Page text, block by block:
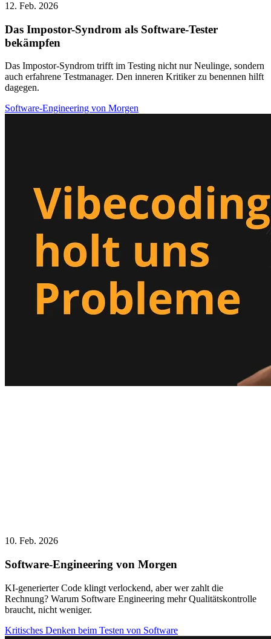
12. Feb. 2026
Das Impostor-Syndrom als Software-Tester
bekämpfen
Das Impostor-Syndrom trifft im Testing nicht nur Neulinge, sondern
auch erfahrene Testmanager. Den inneren Kritiker zu benennen hilft
dagegen.
Software-Engineering von Morgen
10. Feb. 2026
Software-Engineering von Morgen
KI-generierter Code klingt verlockend, aber wer zahlt die
Rechnung? Warum Software Engineering mehr Qualitätskontrolle
braucht, nicht weniger.
Kritisches Denken beim Testen von Software